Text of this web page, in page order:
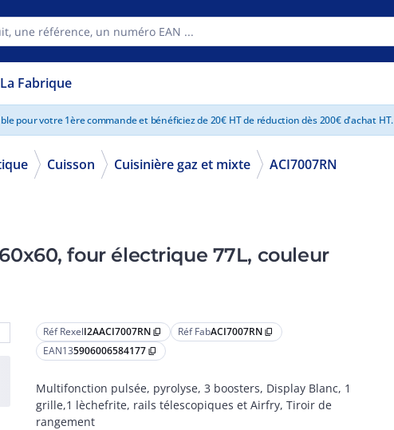
La Fabrique
pour votre 1ère commande et bénéficiez de 20€ HT de réduction dès 200€ d'achat HT.
Cuisson Cuisinière gaz et mixte ACI7007RN
électrique 77L, couleur
Réf RexelI2AACI7007RN content_copy Réf FabACI7007RN content_copy
EAN135906006584177 content_copy
Multifonction pulsée, pyrolyse, 3 boosters, Display Blanc, 1
grille,1 lèchefrite, rails télescopiques et Airfry, Tiroir de
rangement